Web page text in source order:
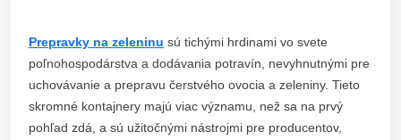
Prepravky na zeleninu sú tichými hrdinami vo svete
poľnohospodárstva a dodávania potravín, nevyhnutnými pre
uchovávanie a prepravu čerstvého ovocia a zeleniny. Tieto
skromné kontajnery majú viac významu, než sa na prvý
pohľad zdá, a sú užitočnými nástrojmi pre producentov,